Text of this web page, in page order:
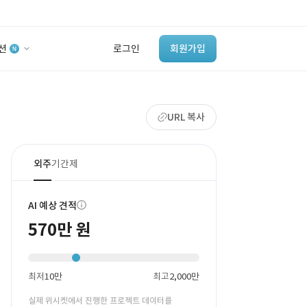
로그인 회원가입
‘이런 거’ 만들어본
개발 회사 있어?
바로가기
URL 복사
외주기간제
AI 예상 견적
570만 원
최저10만 최고2,000만
실제 위시켓에서 진행한 프로젝트 데이터를